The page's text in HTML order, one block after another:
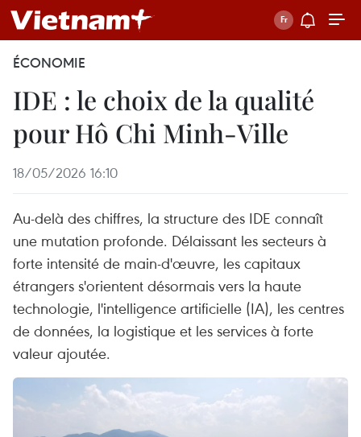
ÉCONOMIE
IDE : le choix de la qualité
pour Hô Chi Minh-Ville
18/05/2026 16:10
Au-delà des chiffres, la structure des IDE connaît
une mutation profonde. Délaissant les secteurs à
forte intensité de main-d'œuvre, les capitaux
étrangers s'orientent désormais vers la haute
technologie, l'intelligence artificielle (IA), les centres
de données, la logistique et les services à forte
valeur ajoutée.